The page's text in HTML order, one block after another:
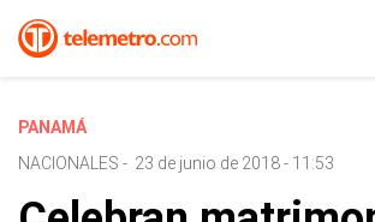
PANAMÁ
NACIONALES - 23 de junio de 2018 - 11:53